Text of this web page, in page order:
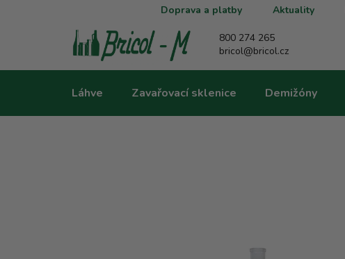
Doprava a platby Aktuality
800 274 265
bricol@bricol.cz
Láhve Zavařovací sklenice Demižóny